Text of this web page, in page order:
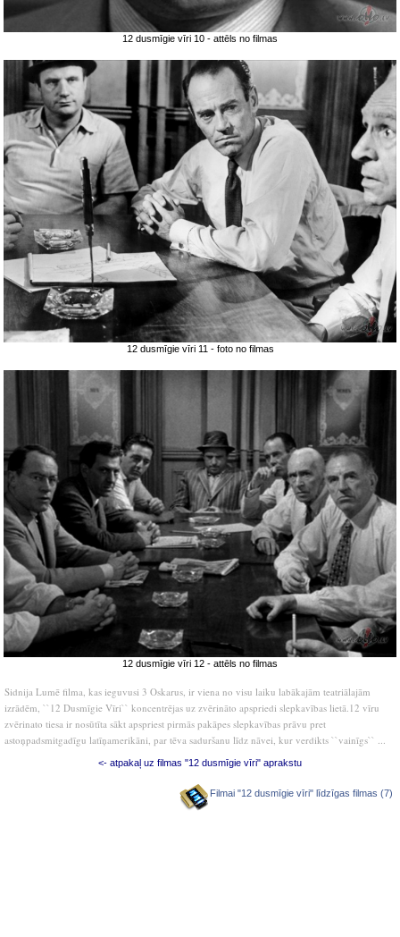
12 dusmīgie vīri 10 - attēls no filmas
12 dusmīgie vīri 11 - foto no filmas
12 dusmīgie vīri 12 - attēls no filmas
Sidnija Lumē filma, kas ieguvusi 3 Oskarus, ir viena no visu laiku labākajām teatriālajām
izrādēm, ``12 Dusmīgie Vīri`` koncentrējas uz zvērināto apspriedi slepkavības lietā.12 vīru
zvērinato tiesa ir nosūtīta sākt apspriest pirmās pakāpes slepkavības prāvu pret
astoņpadsmitgadīgu latīņamerikāni, par tēva saduršanu līdz nāvei, kur verdikts ``vainīgs`` ...
<- atpakaļ uz filmas "12 dusmīgie vīri" aprakstu
Filmai "12 dusmīgie vīri" līdzīgas filmas (7)